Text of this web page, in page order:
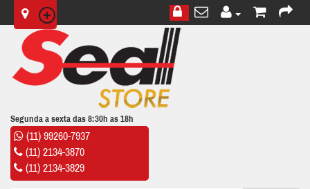
Segunda a sexta das 8:30h as 18h
(11) 99260-7937
(11) 2134-3870
(11) 2134-3829